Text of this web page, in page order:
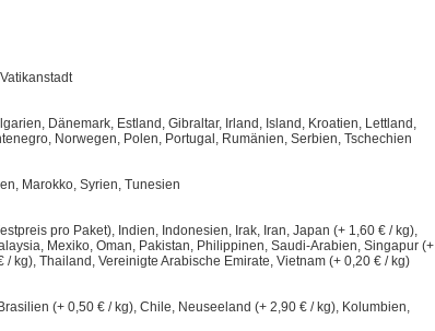
Dänemark, Estland, Gibraltar, Irland, Island, Kroatien, Lettland,
Norwegen, Polen, Portugal, Rumänien, Serbien, Tschechien
Marokko, Syrien, Tunesien
pro Paket), Indien, Indonesien, Irak, Iran, Japan (+ 1,60 € / kg),
Mexiko, Oman, Pakistan, Philippinen, Saudi-Arabien, Singapur (+
kg), Thailand, Vereinigte Arabische Emirate, Vietnam (+ 0,20 € / kg)
(+ 0,50 € / kg), Chile, Neuseeland (+ 2,90 € / kg), Kolumbien,